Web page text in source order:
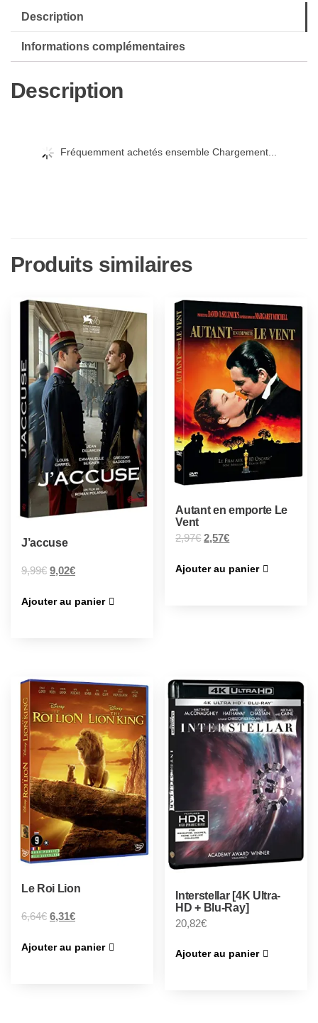
Description
Informations complémentaires
Description
Fréquemment achetés ensemble Chargement...
Produits similaires
J’accuse
9,99€ 9,02€
Ajouter au panier
Autant en emporte Le
Vent
2,97€ 2,57€
Ajouter au panier
Le Roi Lion
6,64€ 6,31€
Ajouter au panier
Interstellar [4K Ultra-
HD + Blu-Ray]
20,82€
Ajouter au panier